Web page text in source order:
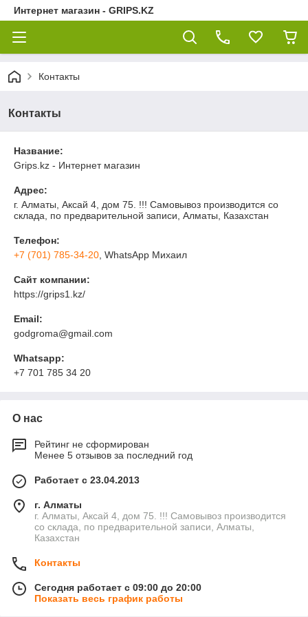
Интернет магазин - GRIPS.KZ
Контакты
Контакты
Название:
Grips.kz - Интернет магазин
Адрес:
г. Алматы, Аксай 4, дом 75. !!! Самовывоз производится со
склада, по предварительной записи, Алматы, Казахстан
Телефон:
+7 (701) 785-34-20 , WhatsApp Михаил
Сайт компании:
https://grips1.kz/
Email:
godgroma@gmail.com
Whatsapp:
+7 701 785 34 20
О нас
Рейтинг не сформирован
Менее 5 отзывов за последний год
Работает с 23.04.2013
г. Алматы
г. Алматы, Аксай 4, дом 75. !!! Самовывоз производится
со склада, по предварительной записи, Алматы,
Казахстан
Контакты
Сегодня работает с 09:00 до 20:00
Показать весь график работы